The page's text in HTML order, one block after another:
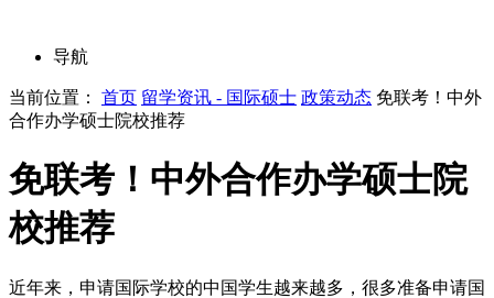
导航
当前位置： 首页 留学资讯 - 国际硕士 政策动态 免联考！中外
合作办学硕士院校推荐
免联考！中外合作办学硕士院
校推荐
近年来，申请国际学校的中国学生越来越多，很多准备申请国